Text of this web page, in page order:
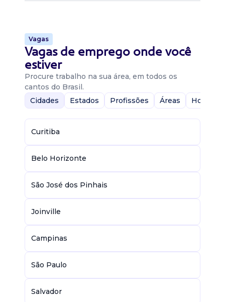
Vagas
Vagas de emprego onde você
estiver
Procure trabalho na sua área, em todos os
cantos do Brasil.
Cidades
Estados Profissões Áreas Home-
Curitiba
Belo Horizonte
São José dos Pinhais
Joinville
Campinas
São Paulo
Salvador